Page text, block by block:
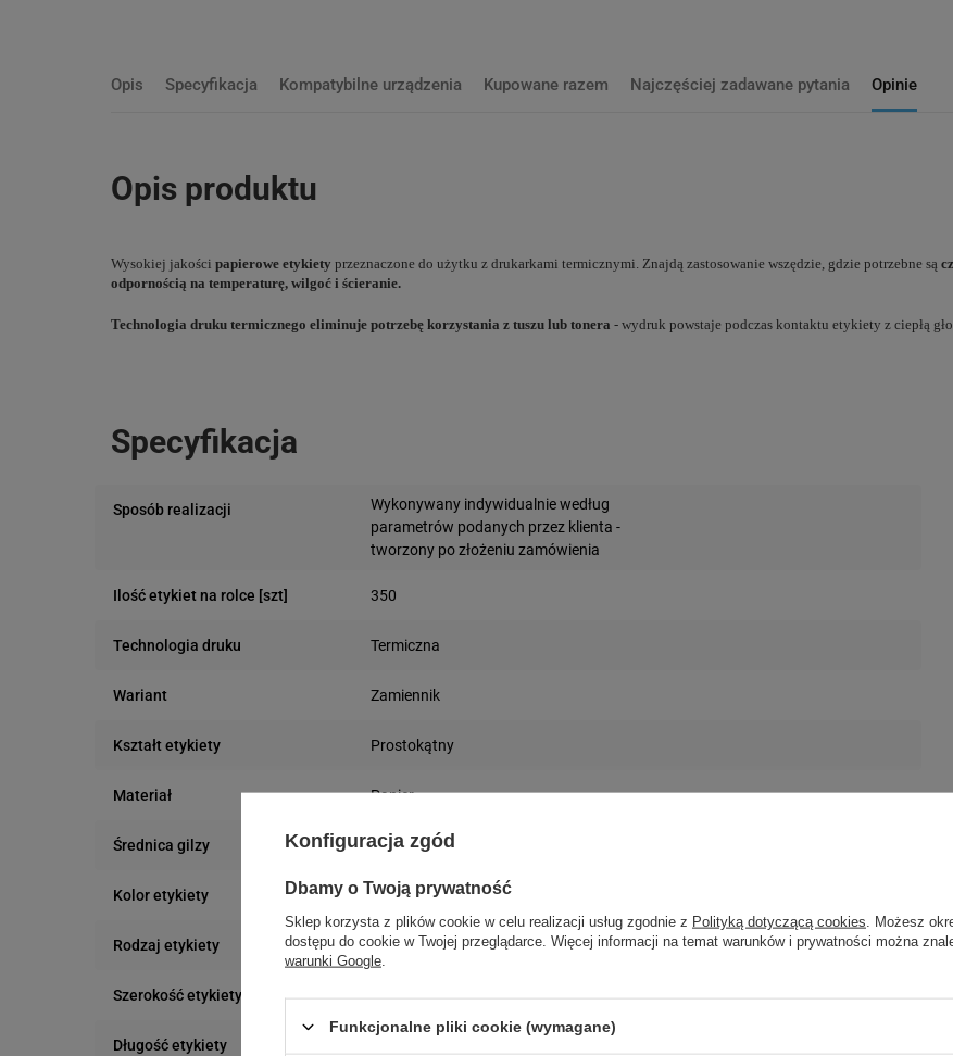
Opis Specyfikacja Kompatybilne urządzenia Kupowane razem Najczęściej zadawane pytania Opinie
Opis produktu
Wysokiej jakości papierowe etykiety przeznaczone do użytku z drukarkami termicznymi. Znajdą zastosowanie wszędzie, gdzie potrzebne są
odpornością na temperaturę, wilgoć i ścieranie.
Technologia druku termicznego eliminuje potrzebę korzystania z tuszu lub tonera - wydruk powstaje podczas kontaktu etykiety z ciepłą
Specyfikacja
Sposób realizacji
Wykonywany indywidualnie według
parametrów podanych przez klienta -
tworzony po złożeniu zamówienia
Ilość etykiet na rolce [szt] 350
Technologia druku Termiczna
Wariant Zamiennik
Kształt etykiety Prostokątny
Materiał Papier
Średnica gilzy 40 mm
Kolor etykiety Zielony
Rodzaj etykiety Uniwersalna
Szerokość etykiety
Długość etykiety
Konfiguracja zgód
Dbamy o Twoją prywatność
Sklep korzysta z plików cookie w celu realizacji usług zgodnie z Polityką dotyczącą cookies . Możesz
dostępu do cookie w Twojej przeglądarce. Więcej informacji na temat warunków i prywatności można
warunki Google
Funkcjonalne pliki cookie (wymagane)